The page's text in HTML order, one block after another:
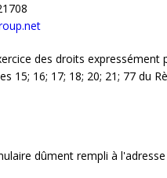
des droits expressément
15; 16; 17; 18; 20; 21; 77 du
dûment rempli à